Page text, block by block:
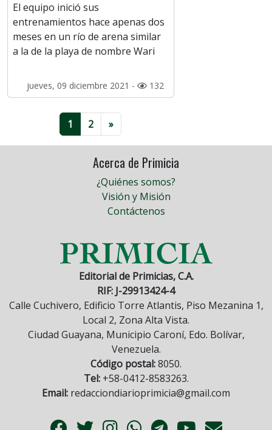
El equipo inició sus
entrenamientos hace apenas dos
meses en un río de arena similar
a la de la playa de nombre Wari
jueves, 09 diciembre 2021 - 132
1 2 »
Acerca de Primicia
¿Quiénes somos?
Visión y Misión
Contáctenos
Editorial de Primicias, C.A.
RIF: J-29913424-4
Calle Cuchivero, Edificio Torre Atlantis, Piso Mezanina 1,
Local 2, Zona Alta Vista.
Ciudad Guayana, Municipio Caroní, Edo. Bolívar,
Venezuela.
Código postal:8050.
Tel:+58-0412-8583263.
Email: redacciondiarioprimicia@gmail.com